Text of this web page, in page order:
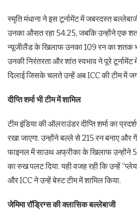
स्मृति मंधाना ने इस टूर्नामेंट में जबरदस्त
उनका औसत रहा 54.25, जबकि उन्होंने एक
न्यूजीलैंड के खिलाफ उनका 109 रन का शतक
उनकी निरंतरता और शांत स्वभाव ने पूरे
दिलाई जिसके चलते उन्हें अब ICC की टीम में
दीप्ति शर्मा भी टीम में शामिल
टीम इंडिया की ऑलराउंडर दीप्ति शर्मा का
रखा जाएगा. उन्होंने बल्ले से 215 रन बनाए
फाइनल में साउथ अफ्रीका के खिलाफ उन्होंने
का रुख पलट दिया. यही वजह रही कि उन्हें
और ICC ने उन्हें बेस्ट टीम में शामिल किया.
जेमिमा रॉड्रिग्स की क्लासिक बल्लेबाजी